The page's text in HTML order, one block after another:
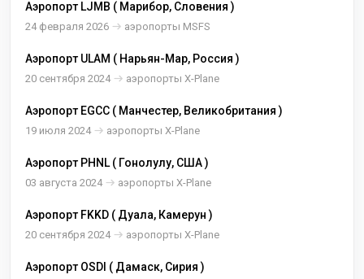
Аэропорт LJMB ( Марибор, Словения )
24 февраля 2026 аэропорты MSFS
Аэропорт ULAM ( Нарьян-Мар, Россия )
20 сентября 2024 аэропорты X-Plane
Аэропорт EGCC ( Манчестер, Великобритания )
19 июля 2024 аэропорты X-Plane
Аэропорт PHNL ( Гонолулу, США )
03 августа 2024 аэропорты X-Plane
Аэропорт FKKD ( Дуала, Камерун )
20 сентября 2024 аэропорты X-Plane
Аэропорт OSDI ( Дамаск, Сирия )